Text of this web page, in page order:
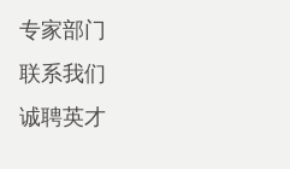
专家部门
联系我们
诚聘英才